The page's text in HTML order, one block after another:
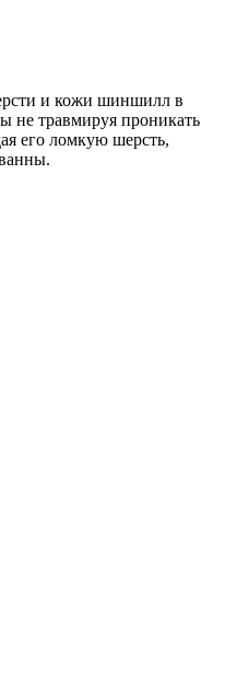
и кожи шиншилл в
не травмируя проникать
его ломкую шерсть,